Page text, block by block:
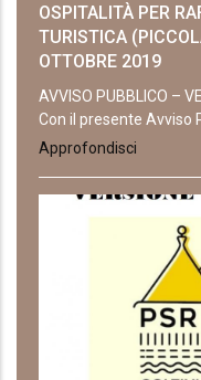
OSPITALITÀ PER
TURISTICA
OTTOBRE 2019
AVVISO PUBBLICO –
Con il presente Avviso
Approfondisci